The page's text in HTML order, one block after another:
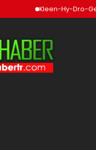
Kleen-Hy-Dro-Gen